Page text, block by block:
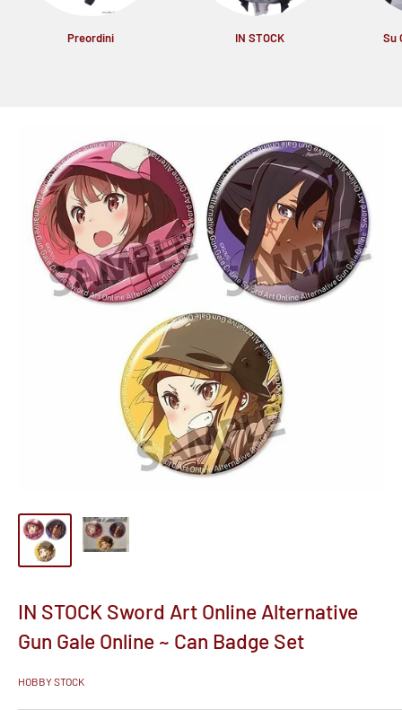
Preordini IN STOCK Su
IN STOCK Sword Art Online Alternative
Gun Gale Online ~ Can Badge Set
HOBBY STOCK